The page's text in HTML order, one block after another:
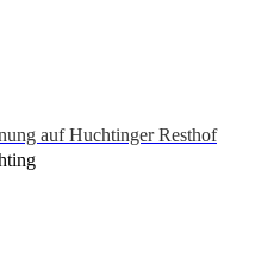
auf Huchtinger Resthof